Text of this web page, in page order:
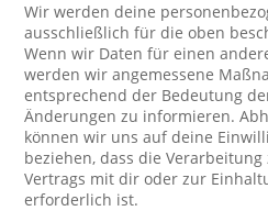
Wir werden deine
ausschließlich für die oben
Wenn wir Daten für einen
werden wir angemessene
entsprechend der Bedeutung
Änderungen zu informieren.
können wir uns auf deine
beziehen, dass die
Vertrags mit dir oder zur
erforderlich ist.